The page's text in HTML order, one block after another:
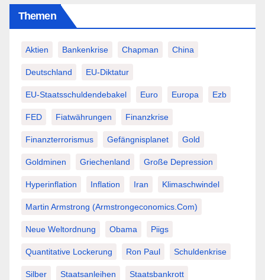
Themen
Aktien Bankenkrise Chapman China
Deutschland EU-Diktatur
EU-Staatsschuldendebakel Euro Europa Ezb
FED Fiatwährungen Finanzkrise
Finanzterrorismus Gefängnisplanet Gold
Goldminen Griechenland Große Depression
Hyperinflation Inflation Iran Klimaschwindel
Martin Armstrong (Armstrongeconomics.com)
Neue Weltordnung Obama Piigs
Quantitative Lockerung Ron Paul Schuldenkrise
Silber Staatsanleihen Staatsbankrott